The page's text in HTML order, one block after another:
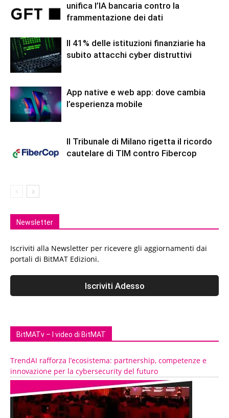
unifica l’IA bancaria contro la
frammentazione dei dati
Il 41% delle istituzioni finanziarie ha
subito attacchi cyber distruttivi
App native e web app: dove cambia
l’esperienza mobile
Il Tribunale di Milano rigetta il ricordo
cautelare di TIM contro Fibercop
Newsletter
Iscriviti alla Newsletter per ricevere gli aggiornamenti dai
portali di BitMAT Edizioni.
BitMATv – I video di BitMAT
TrendAI rafforza l’ecosistema: partnership, competenze e
innovazione per la cybersecurity del futuro